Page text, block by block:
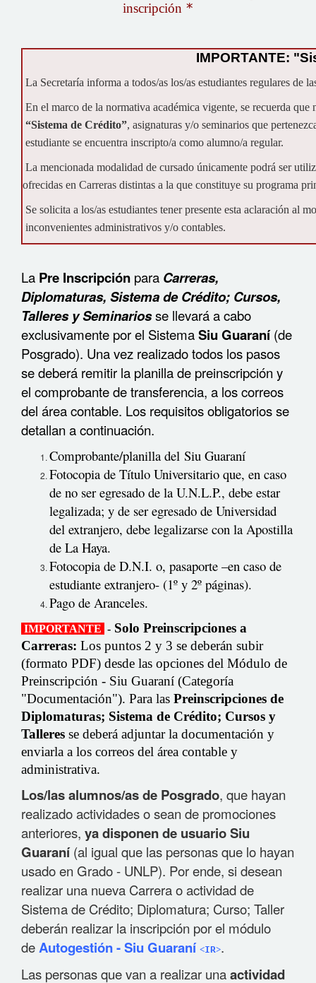
inscripción *
IMPORTANTE:
La Secretaría informa a todos/as los/as estudiantes regulares de
En el marco de la normativa académica vigente, se recuerda
“Sistema de Crédito”, asignaturas y/o seminarios que
estudiante se encuentra inscripto/a como alumno/a regular.
La mencionada modalidad de cursado únicamente podrá ser
ofrecidas en Carreras distintas a la que constituye su programa
Se solicita a los/as estudiantes tener presente esta aclaración al
inconvenientes administrativos y/o contables.
La Pre Inscripción para Carreras,
Diplomaturas, Sistema de Crédito; Cursos,
Talleres y Seminariosse llevará a cabo
exclusivamente por el SistemaSiu Guaraní(de
Posgrado). Una vez realizado todos los pasos
se deberá remitir la planilla de preinscripción y
el comprobante de transferencia, a los correos
del área contable. Los requisitos obligatorios se
detallan a continuación.
Comprobante/planilla del Siu Guaraní
Fotocopia de Título Universitario que, en caso
de no ser egresado de la U.N.L.P., debe estar
legalizada; y de ser egresado de Universidad
del extranjero, debe legalizarse con la Apostilla
de La Haya.
Fotocopia de D.N.I. o, pasaporte –en caso de
estudiante extranjero- (1º y 2º páginas).
Pago de Aranceles.
IMPORTANTE - Solo Preinscripciones a
Carreras: Los puntos 2 y 3 se deberán subir
(formato PDF) desde las opciones del Módulo de
Preinscripción - Siu Guaraní (Categoría
"Documentación"). Para las Preinscripciones de
Diplomaturas; Sistema de Crédito; Cursos y
Talleres se deberá adjuntar la documentación y
enviarla a los correos del área contable y
administrativa.
Los/las alumnos/as de Posgrado, que hayan
realizado actividades o sean de promociones
anteriores, ya disponen de usuarioSiu
Guaraní(al igual que las personas que lo hayan
usado en Grado - UNLP). Por ende, si desean
realizar una nueva Carrera o actividad de
Sistema de Crédito; Diplomatura; Curso; Taller
deberán realizar la inscripción por el módulo
deAutogestión - Siu Guaraní ˂IR˃.
Las personas que van a realizar unaactividad